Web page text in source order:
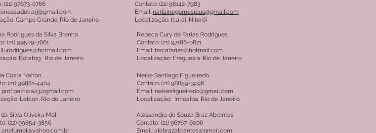
(21) 97673-0766
Campo Grande. Rio de Janeiro
Rodrigues da Silva Brenha
(21) 99509-7661
llurodrigues@hotmail.com
Botafog. Rio de Janeiro
Costa Nahon
(21) 99881-4404
prof.patricia23@gmail.com
Leblon. Rio de Janeiro
Silva Oliveira Mol
(22) 99854-3856
analumol@yahoo.com.br
Contato: (21) 98142-7983
Email: narlainegomesplus@gmail.com
Localização: Icaraí. Niterói
Rebeca Cury de Farias Rodrigues
Contato: (21) 97186-0871
Email: becafarias@hotmail.com
Localização: Freguesia. Rio de Janeiro
Neíse Santiago Figueiredo
Contato: (21) 98859-3496
Email: neisesfigueiredo@gmail.com
Localização: Inhoaiba. Rio de Janeiro
Alessandra de Souza Braz Abrantes
Contato: (21) 96767-6006
Email: alebrazabrantes@gmail.com